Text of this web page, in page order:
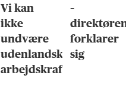
Vi kan
ikke
undvære
udenlandsk
arbejdskraft
–
forklarer
sig